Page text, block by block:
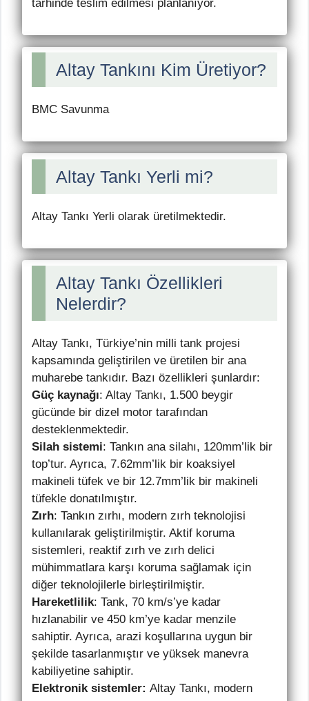
tarhinde teslim edilmesi planlanıyor.
Altay Tankını Kim Üretiyor?
BMC Savunma
Altay Tankı Yerli mi?
Altay Tankı Yerli olarak üretilmektedir.
Altay Tankı Özellikleri
Nelerdir?
Altay Tankı, Türkiye’nin milli tank projesi
kapsamında geliştirilen ve üretilen bir ana
muharebe tankıdır. Bazı özellikleri şunlardır:
Güç kaynağı: Altay Tankı, 1.500 beygir
gücünde bir dizel motor tarafından
desteklenmektedir.
Silah sistemi: Tankın ana silahı, 120mm’lik bir
top’tur. Ayrıca, 7.62mm’lik bir koaksiyel
makineli tüfek ve bir 12.7mm’lik bir makineli
tüfekle donatılmıştır.
Zırh: Tankın zırhı, modern zırh teknolojisi
kullanılarak geliştirilmiştir. Aktif koruma
sistemleri, reaktif zırh ve zırh delici
mühimmatlara karşı koruma sağlamak için
diğer teknolojilerle birleştirilmiştir.
Hareketlilik: Tank, 70 km/s’ye kadar
hızlanabilir ve 450 km’ye kadar menzile
sahiptir. Ayrıca, arazi koşullarına uygun bir
şekilde tasarlanmıştır ve yüksek manevra
kabiliyetine sahiptir.
Elektronik sistemler: Altay Tankı, modern